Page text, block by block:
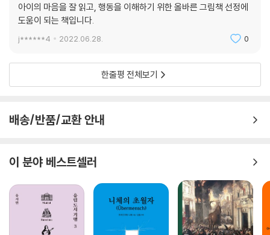
아이의 마음을 잘 읽고, 행동을 이해하기 위한 올바른 그림책 선정에
도움이 되는 책입니다.
j******4 2022.06.28. 0
한줄평 전체보기
배송/반품/교환 안내
이 분야 베스트셀러